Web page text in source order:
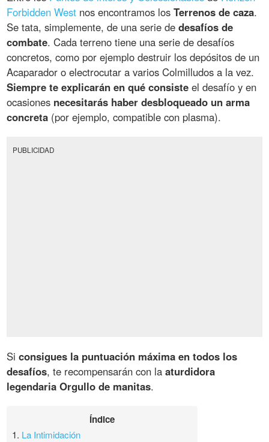
Forbidden West nos encontramos losTerrenos de caza.
Se tata, simplemente, de una serie dedesafíos de
combate. Cada terreno tiene una serie de desafíos
concretos, como por ejemplo destruir los depósitos de un
Acaparador o electrocutar a varios Colmilludos a la vez.
Siempre te explicarán en qué consiste el desafío y en
ocasiones necesitarás haber desbloqueado un arma
concreta (por ejemplo, compatible con plasma).
PUBLICIDAD
Siconsigues la puntuación máxima en todos los
desafíos, te recompensarán con laaturdidora
legendaria Orgullo de manitas.
Índice
1. La Intimidación